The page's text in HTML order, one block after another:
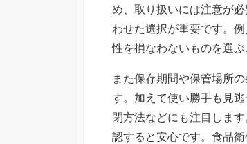
め、取り扱いには注意が
わせた選択が重要です。
性を損なわないものを選ぶ
また保存期間や保管場所
す。加えて使い勝手も見
閉方法などにも注目しま
認すると安心です。食品